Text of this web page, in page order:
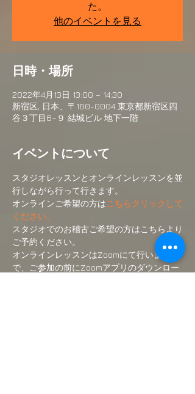
た。
他のイベントを見る
日時・場所
2022年4月13日 13:00 – 14:30
新宿区, 日本、〒160-0004 東京都新宿区四
谷３丁目6−９ 結城ビル 地下一階
イベントについて
スタジオレッスンとオンラインレッスンを並
行しながら行って行きます。
オンラインご希望の方は こちらクリックして
ください。
スタジオでのお稽古ご希望の方はこちらより
ご予約ください。
オンラインレッスンはZoomにて行いますの
で、ご参加の前にZoomアプリのダウンロー